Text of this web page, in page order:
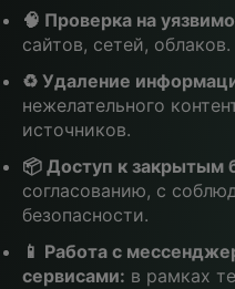
🧠 Проверка на
сайтов, сетей, облаков.
♻️ Удаление
нежелательного
источников.
📦 Доступ к закрытым
согласованию, с
безопасности.
📱 Работа с
сервисами: в рамках